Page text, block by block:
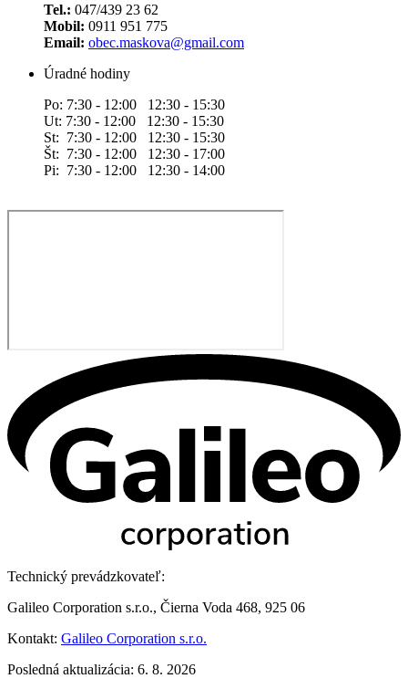
Tel.: 047/439 23 62
Mobil: 0911 951 775
Email: obec.maskova@gmail.com
Úradné hodiny
Po: 7:30 - 12:00 12:30 - 15:30
Ut: 7:30 - 12:00 12:30 - 15:30
St: 7:30 - 12:00 12:30 - 15:30
Št: 7:30 - 12:00 12:30 - 17:00
Pi: 7:30 - 12:00 12:30 - 14:00
Technický prevádzkovateľ:
Galileo Corporation s.r.o., Čierna Voda 468, 925 06
Kontakt: Galileo Corporation s.r.o.
Posledná aktualizácia: 6. 8. 2026